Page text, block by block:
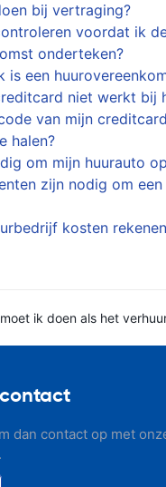
bij vertraging?
voordat ik
onderteken?
is een
niet werkt bij
van mijn
halen?
om mijn huurauto
zijn nodig om
kosten
ik doen als het
dan contact op met